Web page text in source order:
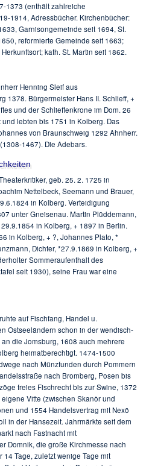
1373 (enthält zahlreiche
1914, Adressbücher. Kirchenbücher:
Garnisongemeinde seit 1694, St.
reformierte Gemeinde seit 1663;
kath. St. Martin seit 1862.
Henning Sleif aus
1378. Bürgermeister Hans II. Schlieff, +
und der Schlieffenkrone im Dom. 26
lebten bis 1751 in Kolberg. Das
von Braunschweig 1292 Ahnherr.
1467). Die Adebars.
geb. 25. 2. 1725 in
Nettelbeck, Seemann und Brauer,
in Kolberg. Verteidigung
unter Gneisenau. Martin Plüddemann,
in Kolberg, + 1897 in Berlin.
in Kolberg, + ?, Johannes Plato, *
Dichter, *27.9.1869 in Kolberg, +
Sommeraufenthalt des
seit 1930), seine Frau war eine
auf Fischfang, Handel u.
Ostseeländern schon in der wendisch-
die Jomsburg, 1608 auch mehrere
heimatberechtigt. 1474-1500
nach Münzfunden durch Pommern
nach Bromberg, Posen bis
freies Fischrecht bis zur Swine, 1372
Vitte (zwischen Skanör und
und 1554 Handelsvertrag mit Nexö
in der Hansezeit. Jahrmärkte seit dem
nach Fastnacht mit
Domnik, die große Kirchmesse nach
Tage, zuletzt wenige Tage mit